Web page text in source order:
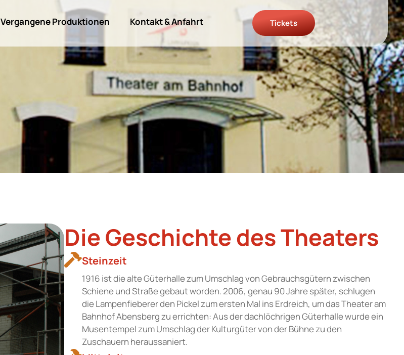
Vergangene Produktionen Kontakt & Anfahrt Tickets
Die Geschichte des Theaters
Steinzeit
1916 ist die alte Güterhalle zum Umschlag von Gebrauchsgütern zwischen
Schiene und Straße gebaut worden. 2006, genau 90 Jahre später, schlugen
die Lampenfieberer den Pickel zum ersten Mal ins Erdreich, um das Theater am
Bahnhof Abensberg zu errichten: Aus der dachlöchrigen Güterhalle wurde ein
Musentempel zum Umschlag der Kulturgüter von der Bühne zu den
Zuschauern heraussaniert.